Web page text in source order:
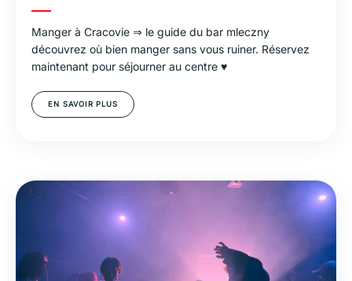
Manger à Cracovie ⇒ le guide du bar mleczny
découvrez où bien manger sans vous ruiner. Réservez
maintenant pour séjourner au centre ♥
EN SAVOIR PLUS